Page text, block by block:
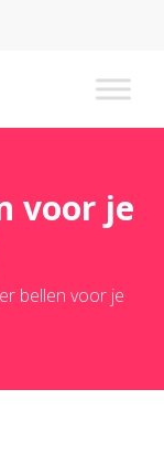
voor je
bellen voor je